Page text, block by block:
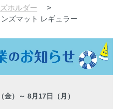
ホルダー
>
ズマット レギュラー
金）～ 8月17日（月）